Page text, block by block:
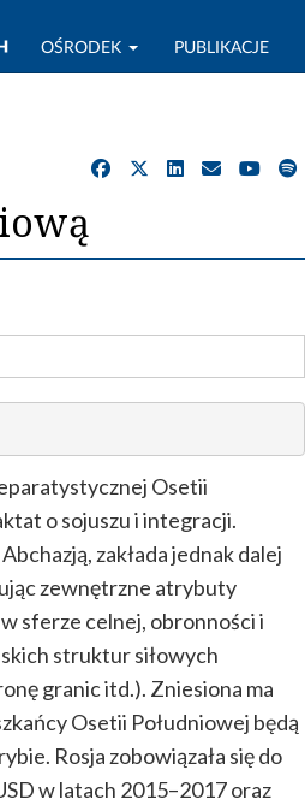
OŚRODEK PUBLIKACJE
Osetii
o sojuszu i integracji.
zakłada jednak dalej
zewnętrzne atrybuty
sferze celnej, obronności i
struktur siłowych
granic itd.). Zniesiona ma
Osetii Południowej będą
Rosja zobowiązała się do
w latach 2015–2017 oraz